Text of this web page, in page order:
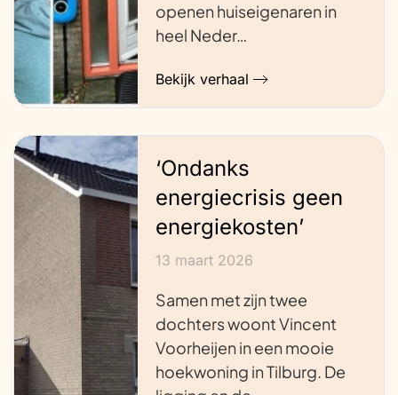
openen huiseigenaren in
heel Neder…
Bekijk verhaal
‘Ondanks
energiecrisis geen
energiekosten’
13 maart 2026
Samen met zijn twee
dochters woont Vincent
Voorheijen in een mooie
hoekwoning in Tilburg. De